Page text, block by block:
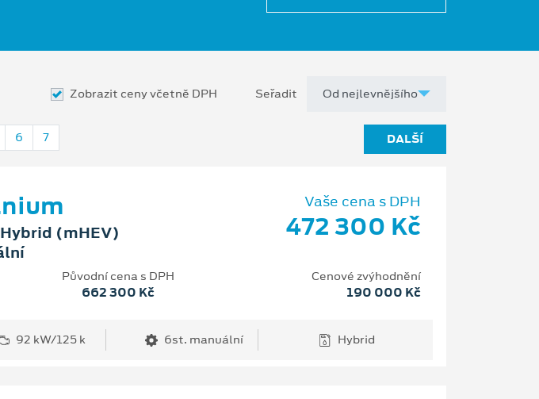
Zobrazit ceny včetně DPH Seřadit
6 7 DALŠÍ
(mHEV)
Vaše cena s DPH
472 300 Kč
Původní cena s DPH
662 300 Kč
Cenové zvýhodnění
190 000 Kč
92 kW/125 k 6st. manuální Hybrid